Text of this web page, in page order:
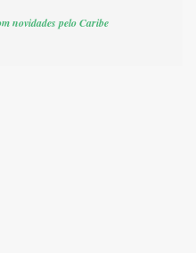
novidades pelo Caribe